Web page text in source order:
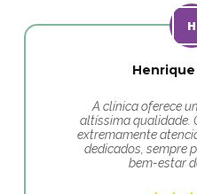
A clínica oferece
altíssima qualidade.
extremamente
dedicados, sempre
bem-estar